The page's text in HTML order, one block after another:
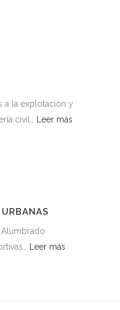
a la explotación y
civil…
Leer más
Leer más